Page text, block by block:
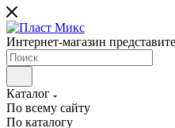
Интернет-магазин
Каталог
По всему сайту
По каталогу